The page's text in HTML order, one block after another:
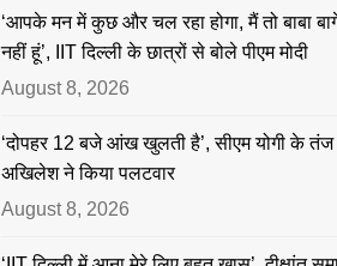
‘आपके मन में कुछ और चल रहा होगा, मैं तो बाबा
नहीं हूं’, IIT दिल्ली के छात्रों से बोले पीएम मोदी
August 8, 2026
‘दोपहर 12 बजे आंख खुलती है’, सीएम योगी के तंज
अखिलेश ने किया पलटवार
August 8, 2026